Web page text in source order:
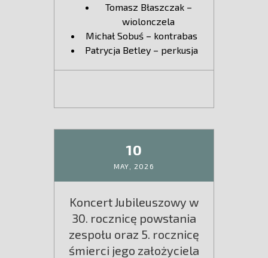
Tomasz Błaszczak –
wiolonczela
Michał Sobuś – kontrabas
Patrycja Betley – perkusja
10
MAY, 2026
Koncert Jubileuszowy w
30. rocznicę powstania
zespołu oraz 5. rocznicę
śmierci jego założyciela